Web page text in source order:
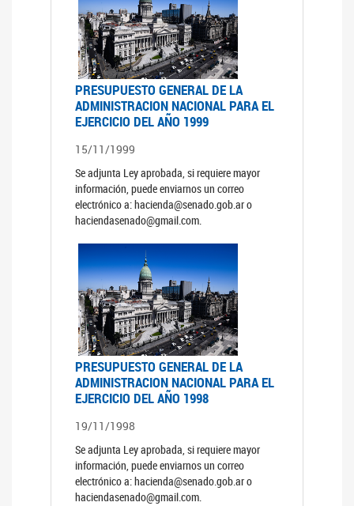
PRESUPUESTO GENERAL DE LA
ADMINISTRACION NACIONAL PARA EL
EJERCICIO DEL AÑO 1999
15/11/1999
Se adjunta Ley aprobada, si requiere mayor
información, puede enviarnos un correo
electrónico a: hacienda@senado.gob.ar o
haciendasenado@gmail.com.
PRESUPUESTO GENERAL DE LA
ADMINISTRACION NACIONAL PARA EL
EJERCICIO DEL AÑO 1998
19/11/1998
Se adjunta Ley aprobada, si requiere mayor
información, puede enviarnos un correo
electrónico a: hacienda@senado.gob.ar o
haciendasenado@gmail.com.